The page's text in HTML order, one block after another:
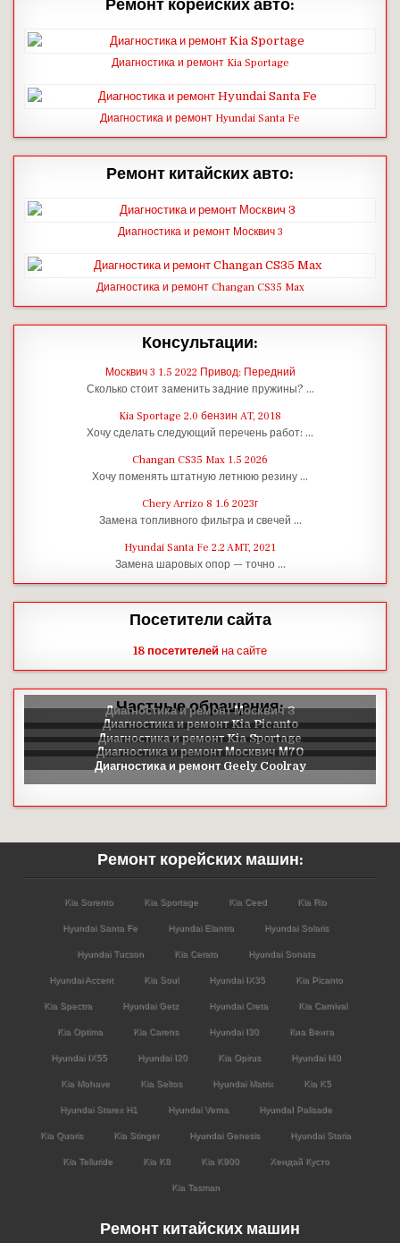
Ремонт корейских авто:
Диагностика и ремонт Kia Sportage
Диагностика и ремонт Hyundai Santa Fe
Ремонт китайских авто:
Диагностика и ремонт Москвич 3
Диагностика и ремонт Changan CS35 Max
Консультации:
Москвич 3 1.5 2022 Привод: Передний
Сколько стоит заменить задние пружины? …
Kia Sportage 2.0 бензин AT, 2018
Хочу сделать следующий перечень работ: …
Changan CS35 Max 1.5 2026
Хочу поменять штатную летнюю резину …
Chery Arrizo 8 1.6 2023г
Замена топливного фильтра и свечей …
Hyundai Santa Fe 2.2 AMT, 2021
Замена шаровых опор — точно …
Посетители сайта
18 посетителей на сайте
Частные обращения:
Ремонт корейских машин:
Kia Sorento Kia Sportage Kia Ceed Kia Rio
Hyundai Santa Fe Hyundai Elantra Hyundai Solaris
Hyundai Tucson Kia Cerato Hyundai Sonata
Hyundai Accent Kia Soul Hyundai IX35 Kia Picanto
Kia Spectra Hyundai Getz Hyundai Creta Kia Carnival
Kia Optima Kia Carens Hyundai I30 Киа Венга
Hyundai IX55 Hyundai I20 Kia Opirus Hyundai I40
Kia Mohave Kia Seltos Hyundai Matrix Kia K5
Hyundai Starex H1 Hyundai Verna HyundaI Palisade
Kia Quoris Kia Stinger Hyundai Genesis Hyundai Staria
Kia Telluride Kia K8 Kia K900 Хендай Кусто
Kia Tasman
Ремонт китайских машин